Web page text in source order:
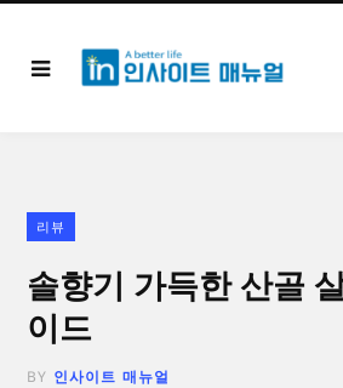
리뷰
솔향기 가득한 산골
이드
BY 인사이트 매뉴얼